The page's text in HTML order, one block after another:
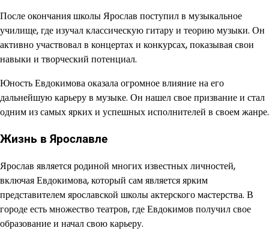
После окончания школы Ярослав поступил в музыкальное
училище, где изучал классическую гитару и теорию музыки. Он
активно участвовал в концертах и конкурсах, показывая свои
навыки и творческий потенциал.
Юность Евдокимова оказала огромное влияние на его
дальнейшую карьеру в музыке. Он нашел свое призвание и стал
одним из самых ярких и успешных исполнителей в своем жанре.
Жизнь в Ярославле
Ярослав является родиной многих известных личностей,
включая Евдокимова, который сам является ярким
представителем ярославской школы актерского мастерства. В
городе есть множество театров, где Евдокимов получил свое
образование и начал свою карьеру.